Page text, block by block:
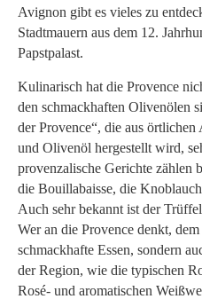
Avignon gibt es vieles zu
Stadtmauern aus dem 12.
Papstpalast.
Kulinarisch hat die Provence
den schmackhaften Olivenölen
der Provence“, die aus
und Olivenöl hergestellt wird,
provenzalische Gerichte zählen
die Bouillabaisse, die
Auch sehr bekannt ist der
Wer an die Provence denkt,
schmackhafte Essen, sondern
der Region, wie die typischen
Rosé- und aromatischen